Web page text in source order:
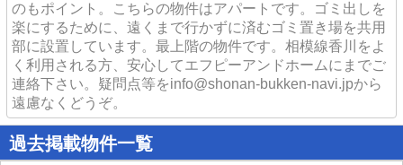
のもポイント。こちらの物件はアパートです。ゴミ出しを
楽にするために、遠くまで行かずに済むゴミ置き場を共用
部に設置しています。最上階の物件です。相模線香川をよ
く利用される方、安心してエフピーアンドホームにまでご
連絡下さい。疑問点等をinfo@shonan-bukken-navi.jpから
遠慮なくどうぞ。
過去掲載物件一覧